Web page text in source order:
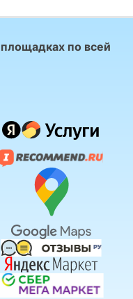
по всей